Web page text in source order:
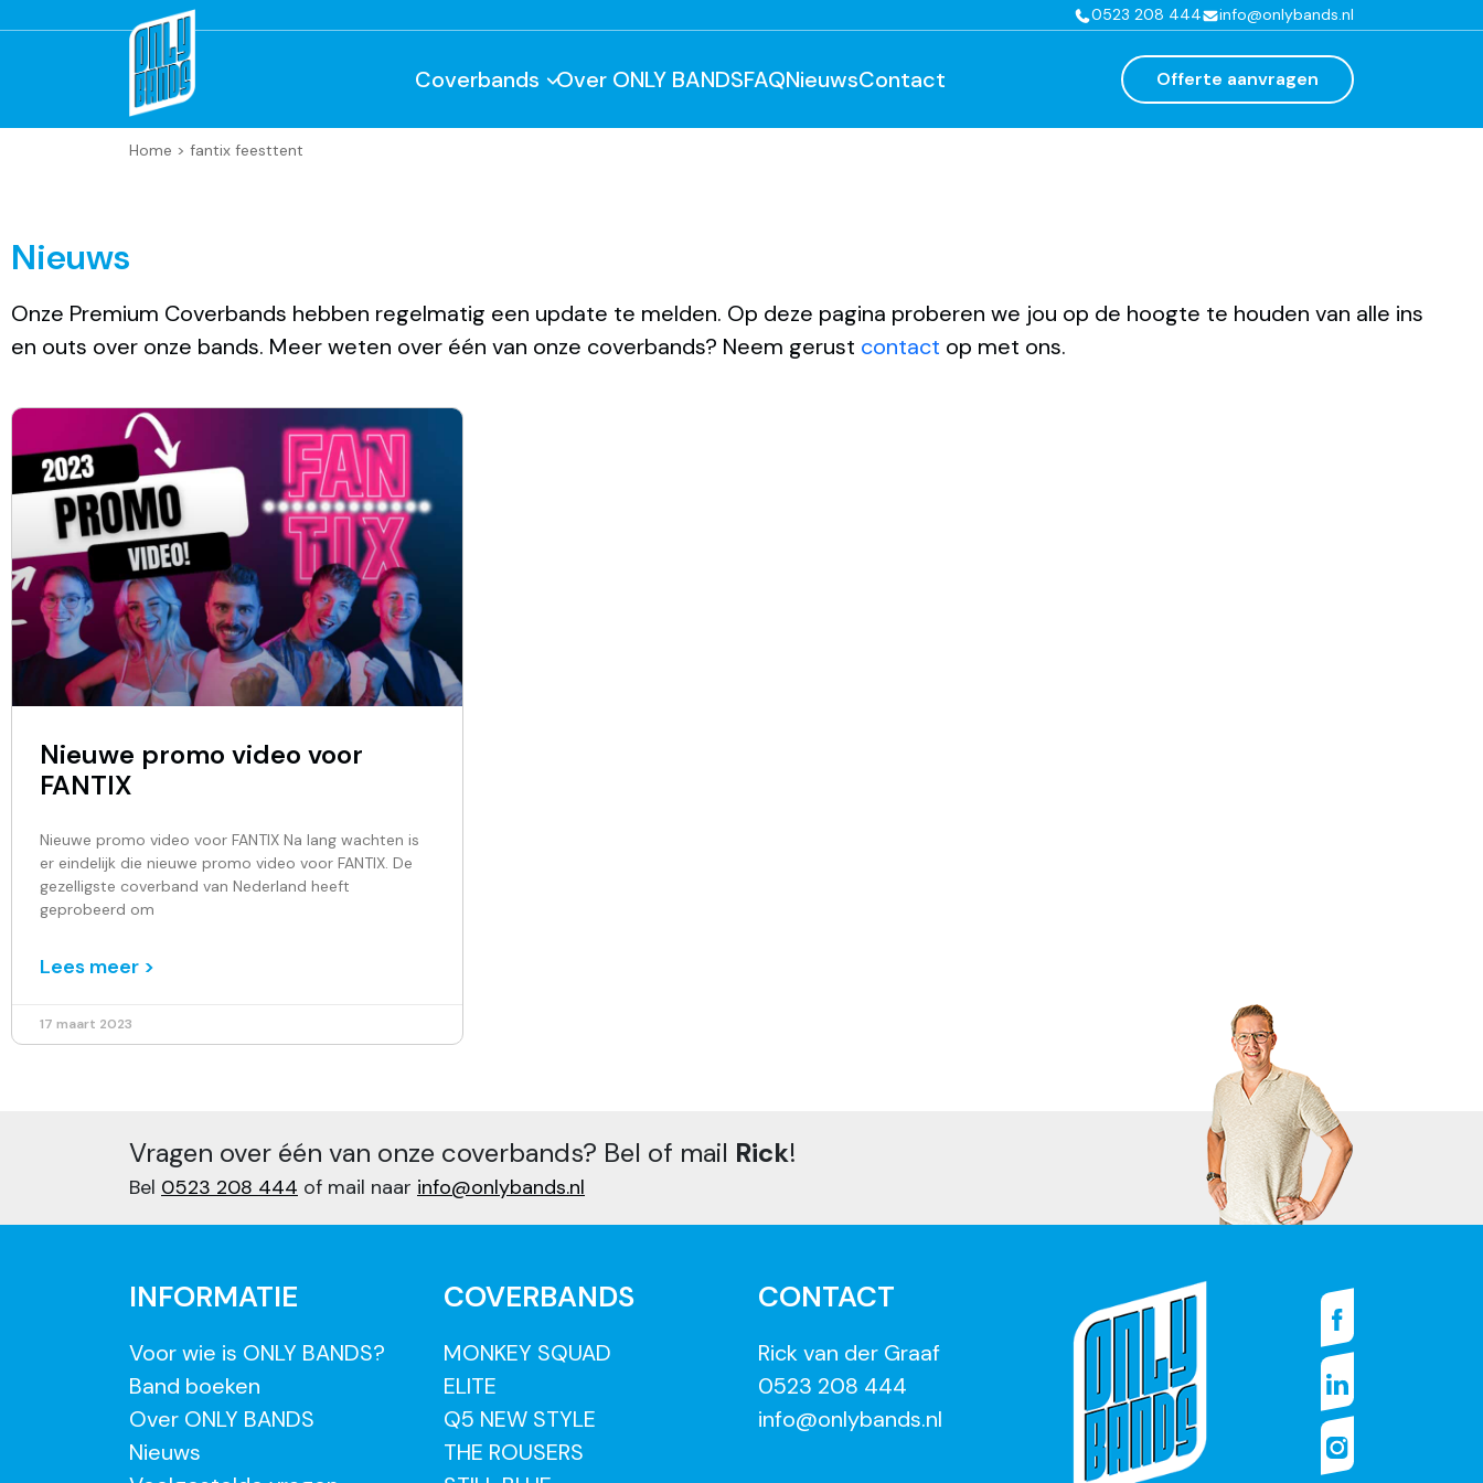
0523 208 444 info@onlybands.nl
Coverbands Over ONLY BANDSFAQNieuwsContact Offerte aanvragen
Home > fantix feesttent
Nieuws
Onze Premium Coverbands hebben regelmatig een update te melden. Op deze pagina proberen we jou op de hoogte te houden van alle ins
en outs over onze bands. Meer weten over één van onze coverbands? Neem gerust contact op met ons.
Nieuwe promo video voor
FANTIX
Nieuwe promo video voor FANTIX Na lang wachten is
er eindelijk die nieuwe promo video voor FANTIX. De
gezelligste coverband van Nederland heeft
geprobeerd om
Lees meer >
17 maart 2023
Vragen over één van onze coverbands? Bel of mail Rick!
Bel 0523 208 444 of mail naar info@onlybands.nl
INFORMATIE
Voor wie is ONLY BANDS?
Band boeken
Over ONLY BANDS
Nieuws
COVERBANDS
MONKEY SQUAD
ELITE
Q5 NEW STYLE
THE ROUSERS
CONTACT
Rick van der Graaf
0523 208 444
info@onlybands.nl